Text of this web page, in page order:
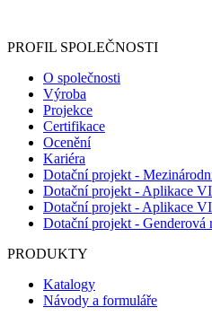
PROFIL SPOLEČNOSTI
O společnosti
Výroba
Projekce
Certifikace
Ocenění
Kariéra
Dotační projekt -
Dotační projekt - Aplikace
Dotační projekt - Aplikace
Dotační projekt - Genderová
PRODUKTY
Katalogy
Návody a formuláře